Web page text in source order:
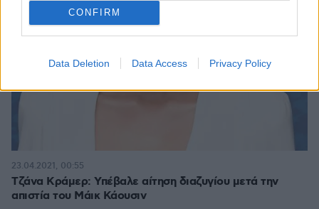
CONFIRM
Data Deletion Data Access Privacy Policy
Τζάνα Κράμερ: Υπέβαλε αίτηση διαζυγίου μετά την
απιστία του Μάικ Κάουσιν
23.04.2021, 00:55